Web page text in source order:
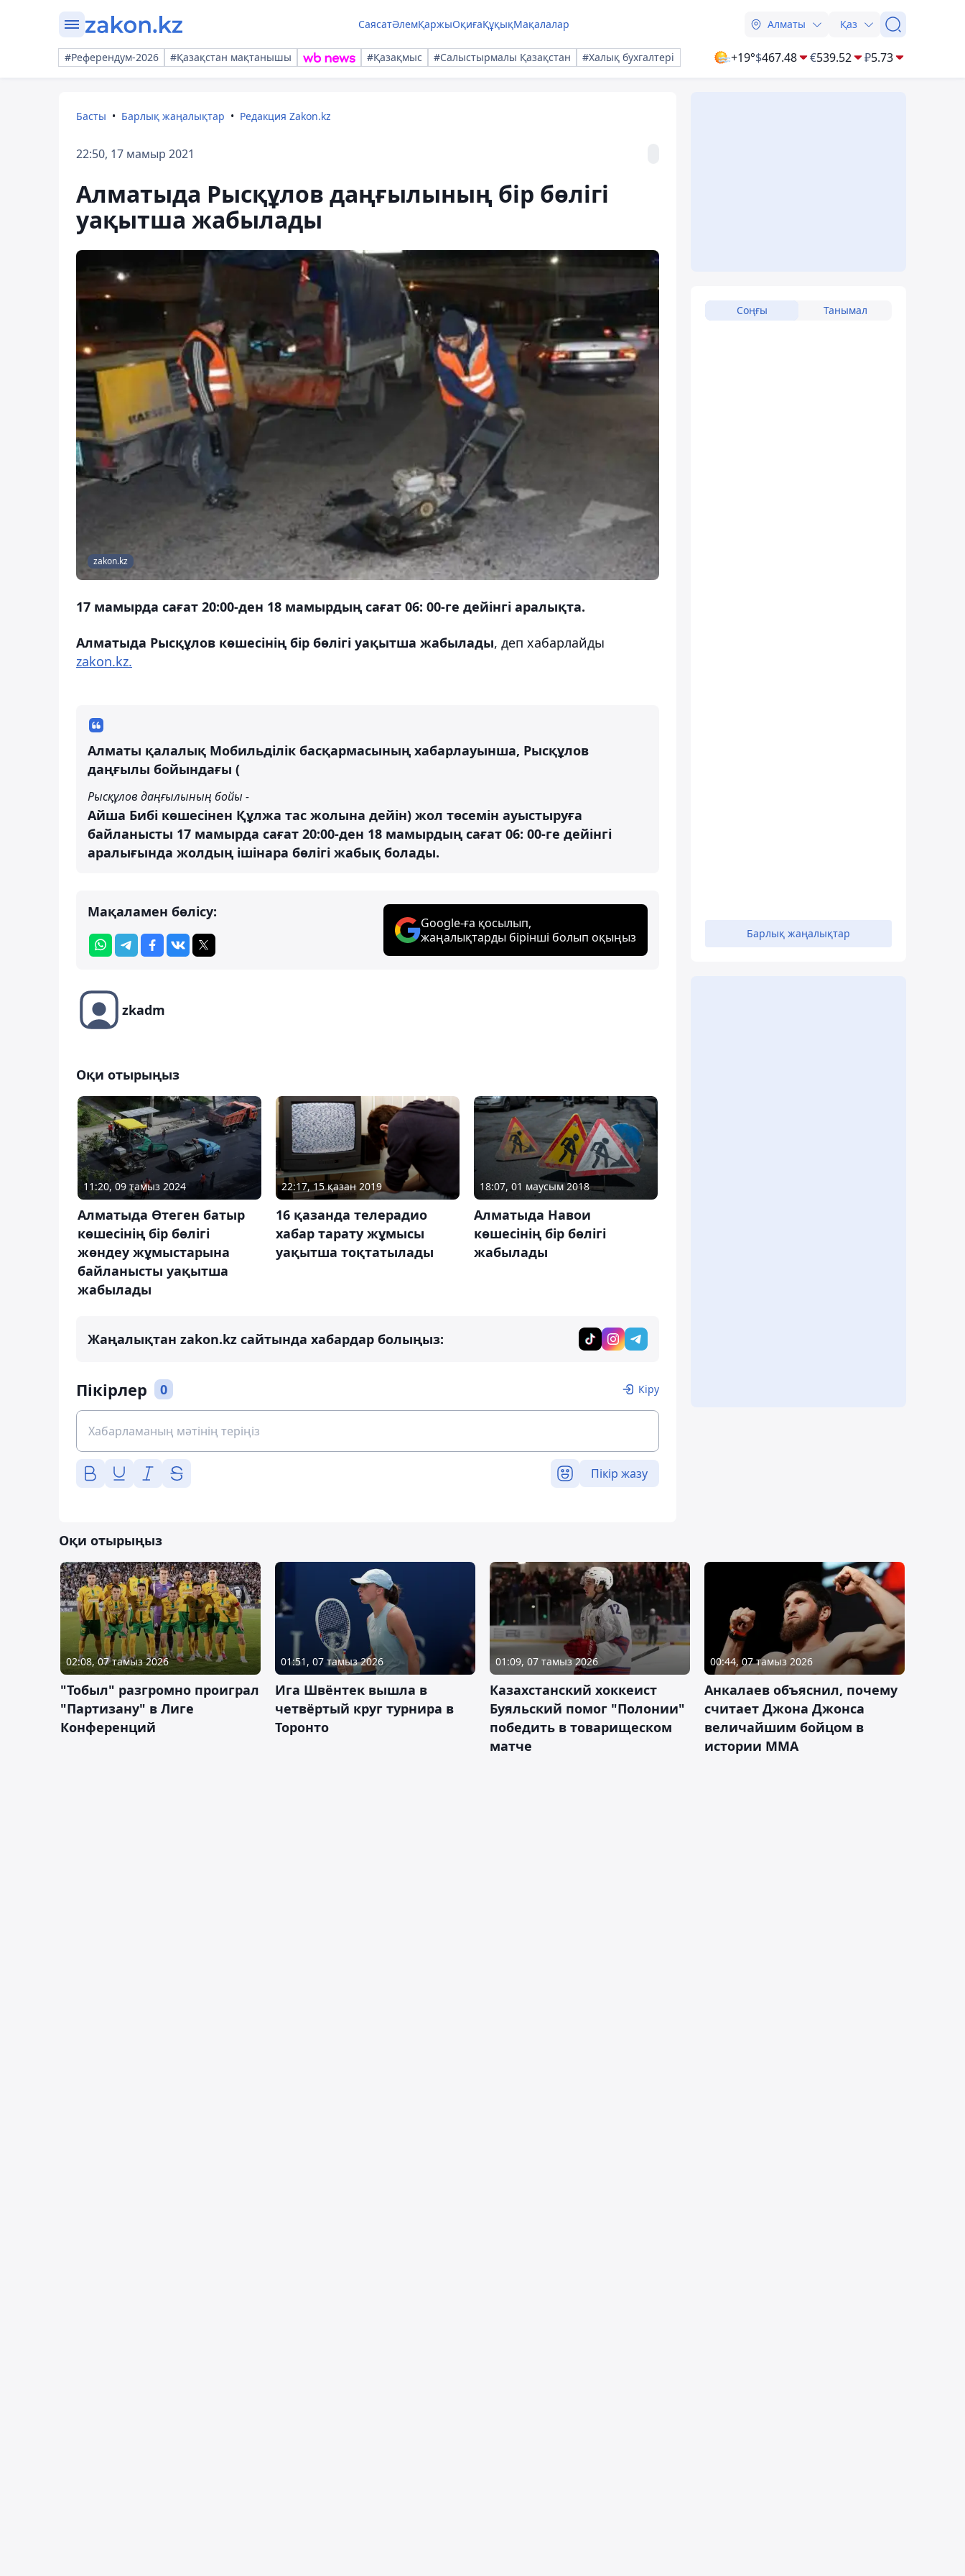
СаясатӘлемҚаржыОқиғаҚұқықМақалалар Алматы Қаз
#Референдум-2026 #Қазақстан мақтанышы #Қазақмыс #Салыстырмалы Қазақстан #Халық бухгалтері +19°$467.48 €539.52 ₽5.73
Басты Барлық жаңалықтар Редакция Zakon.kz
22:50, 17 мамыр 2021
Алматыда Рысқұлов даңғылының бір бөлігі
уақытша жабылады
zakon.kz
17 мамырда сағат 20:00-ден 18 мамырдың сағат 06: 00-ге дейінгі аралықта.
Алматыда Рысқұлов көшесінің бір бөлігі уақытша жабылады, деп хабарлайды
zakon.kz.
Алматы қалалық Мобильділік басқармасының хабарлауынша, Рысқұлов
даңғылы бойындағы (
Рысқұлов даңғылының бойы -
Айша Бибі көшесінен Құлжа тас жолына дейін) жол төсемін ауыстыруға
байланысты 17 мамырда сағат 20:00-ден 18 мамырдың сағат 06: 00-ге дейінгі
аралығында жолдың ішінара бөлігі жабық болады.
Мақаламен бөлісу:
Google-ға қосылып,
жаңалықтарды бірінші болып оқыңыз
zkadm
Оқи отырыңыз
11:20, 09 тамыз 2024
Алматыда Өтеген батыр
көшесінің бір бөлігі
жөндеу жұмыстарына
байланысты уақытша
жабылады
22:17, 15 қазан 2019
16 қазанда телерадио
хабар тарату жұмысы
уақытша тоқтатылады
18:07, 01 маусым 2018
Алматыда Навои
көшесінің бір бөлігі
жабылады
Жаңалықтан zakon.kz сайтында хабардар болыңыз:
Пікірлер 0 Кіру
Пікір жазу
Соңғы Танымал
Барлық жаңалықтар
Оқи отырыңыз
02:08, 07 тамыз 2026
"Тобыл" разгромно проиграл
"Партизану" в Лиге
Конференций
01:51, 07 тамыз 2026
Ига Швёнтек вышла в
четвёртый круг турнира в
Торонто
01:09, 07 тамыз 2026
Казахстанский хоккеист
Буяльский помог "Полонии"
победить в товарищеском
матче
00:44, 07 тамыз 2026
Анкалаев объяснил, почему
считает Джона Джонса
величайшим бойцом в
истории ММА